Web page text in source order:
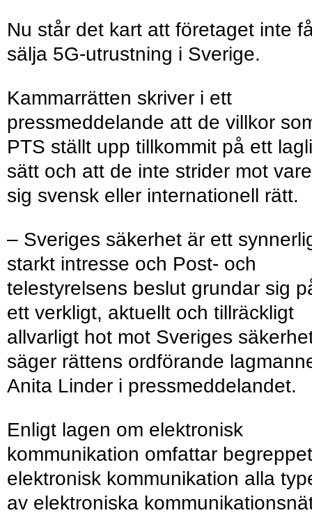
Nu står det kart att företaget inte
sälja 5G-utrustning i Sverige.
Kammarrätten skriver i ett
pressmeddelande att de villkor
PTS ställt upp tillkommit på ett
sätt och att de inte strider mot vare
sig svensk eller internationell rätt.
– Sveriges säkerhet är ett
starkt intresse och Post- och
telestyrelsens beslut grundar sig
ett verkligt, aktuellt och tillräckligt
allvarligt hot mot Sveriges
säger rättens ordförande
Anita Linder i pressmeddelandet.
Enligt lagen om elektronisk
kommunikation omfattar begreppet
elektronisk kommunikation alla
av elektroniska